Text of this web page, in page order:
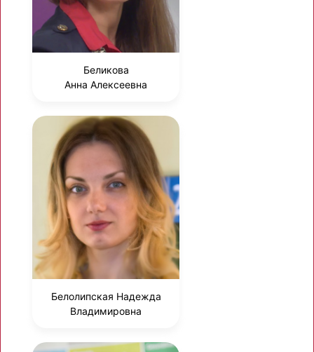
Беликова
Анна Алексеевна
Белолипская Надежда
Владимировна